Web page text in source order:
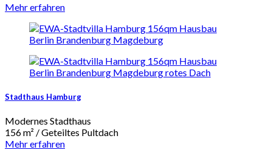
Mehr erfahren
Stadthaus Hamburg
Modernes Stadthaus
156 m² / Geteiltes Pultdach
Mehr erfahren